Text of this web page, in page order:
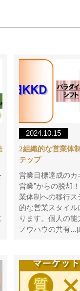
2024.10.15
2組織的な営業体
テップ
営業目標達成のカ
営業”からの脱却
業体制への移行ス
的な営業スタイル
ります。個人の能
ノウハウの共有…[